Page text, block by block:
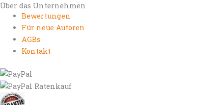
Über das Unternehmen
Bewertungen
Für neue Autoren
AGBs
Kontakt